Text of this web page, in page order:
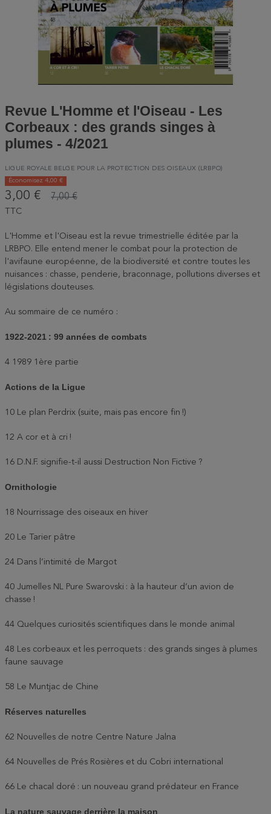
Revue L'Homme et l'Oiseau - Les
Corbeaux : des grands singes à
plumes - 4/2021
LIGUE ROYALE BELGE POUR LA PROTECTION DES OISEAUX (LRBPO)
Économisez 4,00 €
3,00 € 7,00 €
TTC
L'Homme et l'Oiseau est la revue trimestrielle éditée par la
LRBPO. Elle entend mener le combat pour la protection de
l'avifaune européenne, de la biodiversité et contre toutes les
nuisances : chasse, penderie, braconnage, pollutions diverses et
législations douteuses.
Au sommaire de ce numéro :
1922-2021 : 99 années de combats
4 1989 1ère partie
Actions de la Ligue
10 Le plan Perdrix (suite, mais pas encore fin !)
12 A cor et à cri !
16 D.N.F. signifie-t-il aussi Destruction Non Fictive ?
Ornithologie
18 Nourrissage des oiseaux en hiver
20 Le Tarier pâtre
24 Dans l’intimité de Margot
40 Jumelles NL Pure Swarovski : à la hauteur d’un avion de
chasse !
44 Quelques curiosités scientifiques dans le monde animal
48 Les corbeaux et les perroquets : des grands singes à plumes
faune sauvage
58 Le Muntjac de Chine
Réserves naturelles
62 Nouvelles de notre Centre Nature Jalna
64 Nouvelles de Prés Rosières et du Cobri international
66 Le chacal doré : un nouveau grand prédateur en France
La nature sauvage derrière la maison